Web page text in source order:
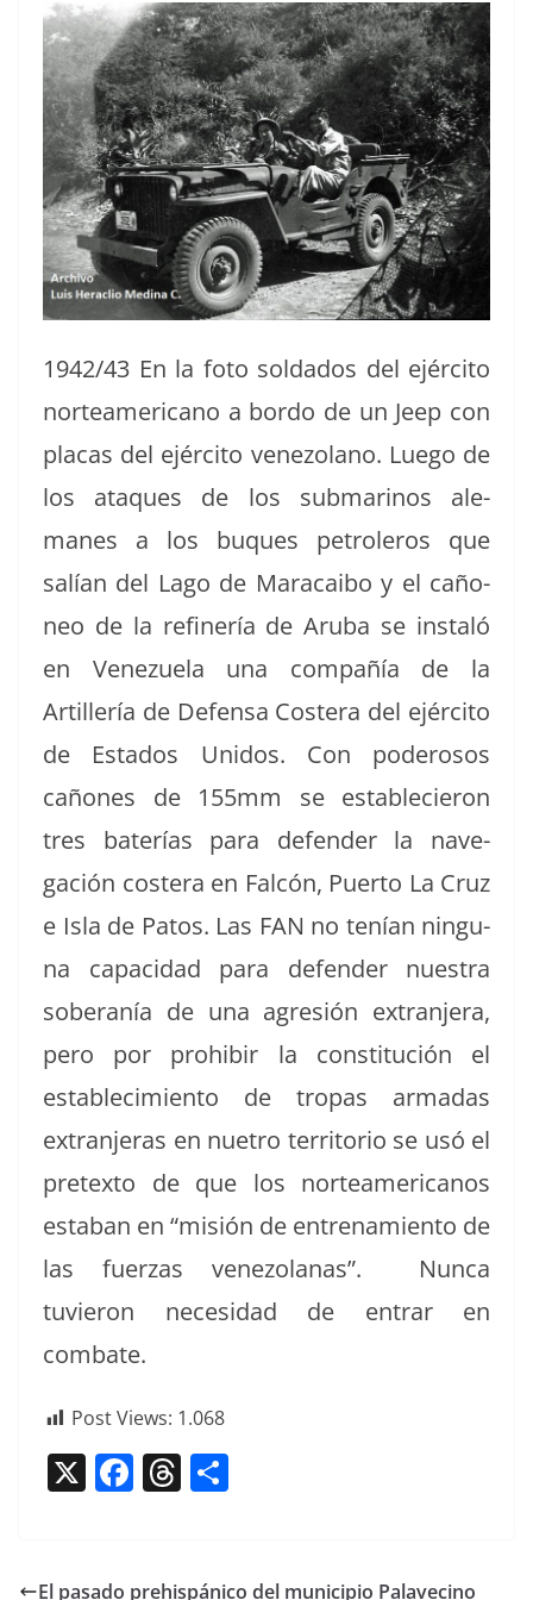
c
e
b
o
o
k
re
a
d
s
m
p
ar
tir
1942/43 En la foto sol­da­dos del ejérci­to
norteam­er­i­cano a bor­do de un Jeep con
pla­cas del ejérci­to vene­zolano. Luego de
los ataques de los sub­mari­nos ale­
manes a los buques petroleros que
salían del Lago de Mara­cai­bo y el caño­
neo de la refin­ería de Aru­ba se instaló
en Venezuela una com­pañía de la
Artillería de Defen­sa Costera del ejérci­to
de Esta­dos Unidos. Con poderosos
cañones de 155mm se establecieron
tres baterías para defend­er la nave­
gación costera en Fal­cón, Puer­to La Cruz
e Isla de Patos. Las FAN no tenían ningu­
na capaci­dad para defend­er nues­tra
sober­anía de una agre­sión extran­jera,
pero por pro­hibir la con­sti­tu­ción el
establec­imien­to de tropas armadas
extran­jeras en nuetro ter­ri­to­rio se usó el
pre­tex­to de que los norteam­er­i­canos
esta­ban en “mis­ión de entre­namien­to de
las fuerzas vene­zolanas”. Nun­ca
tuvieron necesi­dad de entrar en
combate.
Post Views: 1.068
X F
e
T
a p
El pasado prehispánico del municipio Palavecino